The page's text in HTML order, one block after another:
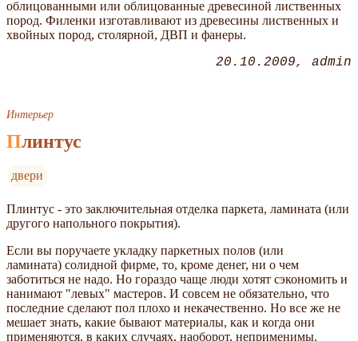
облицованными или облицованные древесиной лиственных
пород. Филенки изготавливают из древесины лиственных и
хвойных пород, столярной, ДВП и фанеры.
20.10.2009 admin
Интерьер
Плинтус
двери
Плинтус - это заключительная отделка паркета, ламината (или
другого напольного покрытия).
Если вы поручаете укладку паркетных полов (или
ламината) солидной фирме, то, кроме денег, ни о чем
заботиться не надо. Но гораздо чаще люди хотят сэкономить и
нанимают "левых" мастеров. И совсем не обязательно, что
последние сделают пол плохо и некачественно. Но все же не
мешает знать, какие бывают материалы, как и когда они
применяются, в каких случаях, наоборот, неприменимы.